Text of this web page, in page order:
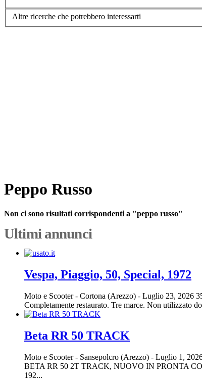
Altre ricerche che potrebbero interessarti
Peppo Russo
Non ci sono risultati corrispondenti a "peppo russo"
Ultimi annunci
Vespa, Piaggio, 50, Special, 1972
Moto e Scooter- Cortona (Arezzo) - Luglio 23, 2026
Completamente restaurato. Tre marce. Non utilizzato
Beta RR 50 TRACK
Moto e Scooter- Sansepolcro (Arezzo) - Luglio 1,
BETA RR 50 2T TRACK, NUOVO IN PRONTA
192...